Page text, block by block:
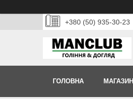
+380 (50) 935-30-23
ГОЛОВНА МАГАЗИН